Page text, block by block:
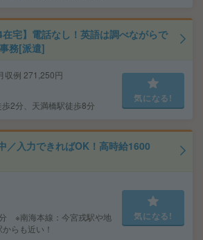
在宅】電話なし！英語は調べながらで
務[派遣]
例 271,250円
2分、天満橋駅徒歩8分
気になる!
／入力できればOK！高時給1600
※南海本線：今宮戎駅や地
らも近い！
気になる!